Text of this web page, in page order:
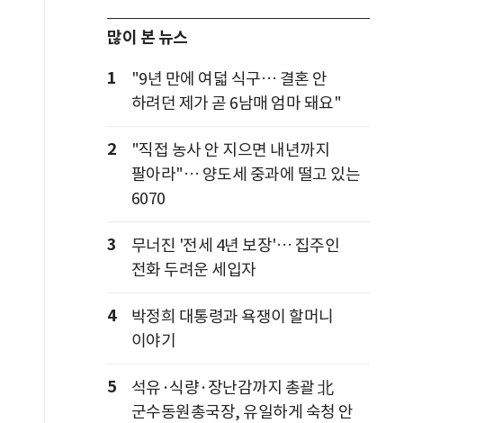
많이 본 뉴스
1
"9년 만에 여덟 식구… 결혼 안
하려던 제가 곧 6남매 엄마 돼요"
2
"직접 농사 안 지으면 내년까지
팔아라"… 양도세 중과에 떨고 있는
6070
3
무너진 '전세 4년 보장'… 집주인
전화 두려운 세입자
4
박정희 대통령과 욕쟁이 할머니
이야기
5
석유·식량·장난감까지 총괄 北
군수동원총국장, 유일하게 숙청 안